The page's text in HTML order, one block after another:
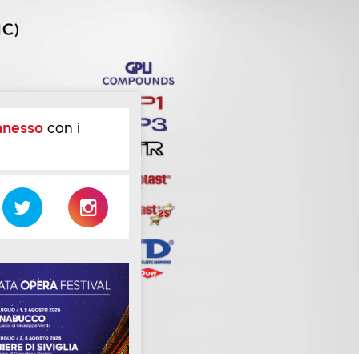
con i